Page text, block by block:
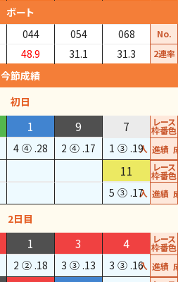
ボート
No.
068
054
044
2連率
31.3
31.1
48.9
今節成績
初日
レース
枠番色
7
9
1
成績
進入
.19
③
1
.17
④
2
.28
④
4
レース
枠番色
11
成績
進入
.17
③
5
2日目
レース
枠番色
4
3
1
成績
進入
.16
③
3
.13
③
3
.18
②
2